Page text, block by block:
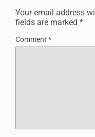
Your email address
fields are marked *
Comment *